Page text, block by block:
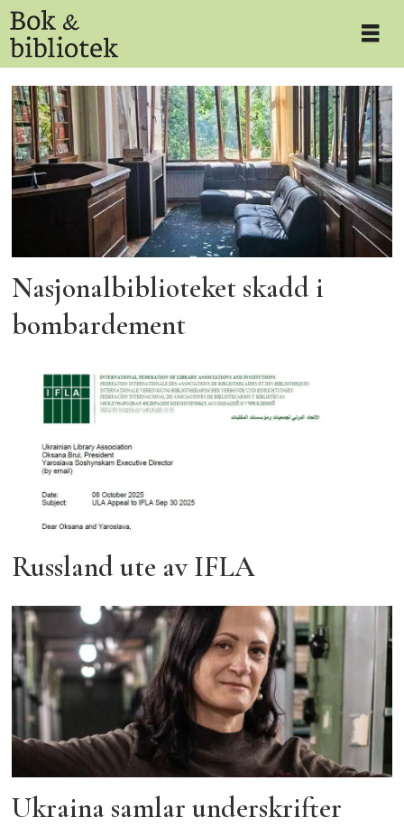
Tag:
ukraina
Nasjonalbiblioteket skadd i
bombardement
Russland ute av IFLA
Ukraina samlar underskrifter